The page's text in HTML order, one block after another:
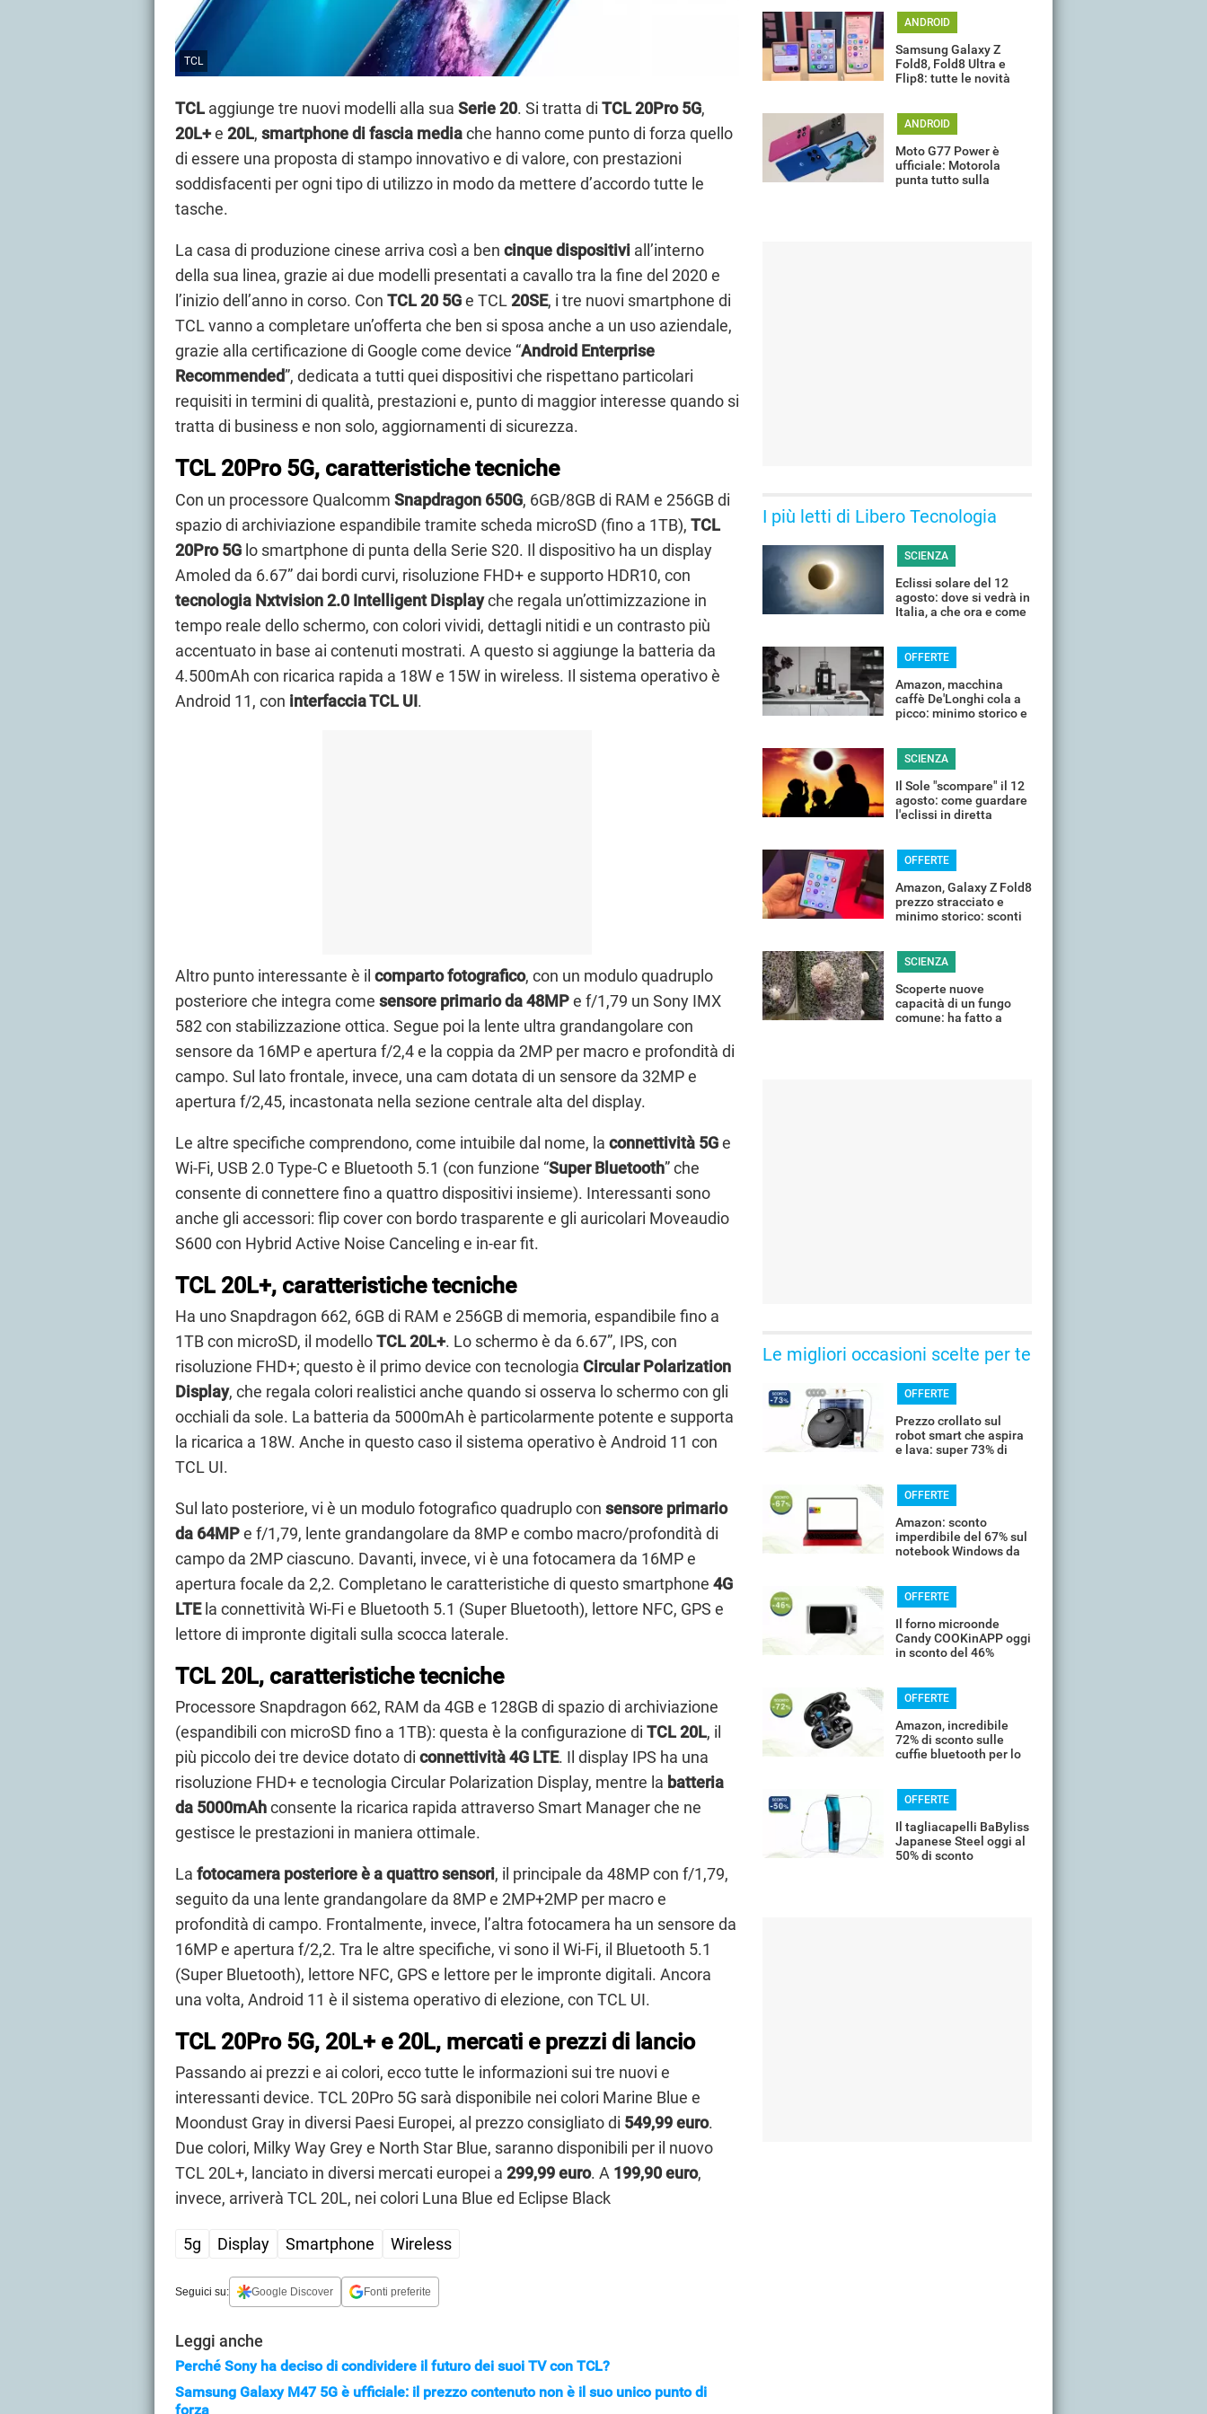
TCL
TCL aggiunge tre nuovi modelli alla sua Serie 20. Si tratta di TCL 20Pro 5G,
20L+e 20L, smartphone di fascia mediache hanno come punto di forza quello
di essere una proposta di stampo innovativo e di valore, con prestazioni
soddisfacenti per ogni tipo di utilizzo in modo da mettere d’accordo tutte le
tasche.
La casa di produzione cinese arriva così a ben cinque dispositivi all’interno
della sua linea, grazie ai due modelli presentati a cavallo tra la fine del 2020 e
l’inizio dell’anno in corso. Con TCL 20 5Ge TCL20SE, i tre nuovi smartphone di
TCL vanno a completare un’offerta che ben si sposa anche a un uso aziendale,
grazie alla certificazione di Google come device “Android Enterprise
Recommended”, dedicata a tutti quei dispositivi che rispettano particolari
requisiti in termini di qualità, prestazioni e, punto di maggior interesse quando si
tratta di business e non solo, aggiornamenti di sicurezza.
TCL 20Pro 5G, caratteristiche tecniche
Con un processore Qualcomm Snapdragon 650G, 6GB/8GB di RAM e 256GB di
spazio di archiviazione espandibile tramite scheda microSD (fino a 1TB), TCL
20Pro 5G lo smartphone di punta della Serie S20. Il dispositivo ha un display
Amoled da 6.67” dai bordi curvi, risoluzione FHD+ e supporto HDR10, con
tecnologia Nxtvision 2.0 Intelligent Displayche regala un’ottimizzazione in
tempo reale dello schermo, con colori vividi, dettagli nitidi e un contrasto più
accentuato in base ai contenuti mostrati. A questo si aggiunge la batteria da
4.500mAh con ricarica rapida a 18W e 15W in wireless. Il sistema operativo è
Android 11, con interfaccia TCL UI.
Altro punto interessante è il comparto fotografico, con un modulo quadruplo
posteriore che integra come sensore primario da 48MPe f/1,79 un Sony IMX
582 con stabilizzazione ottica. Segue poi la lente ultra grandangolare con
sensore da 16MP e apertura f/2,4 e la coppia da 2MP per macro e profondità di
campo. Sul lato frontale, invece, una cam dotata di un sensore da 32MP e
apertura f/2,45, incastonata nella sezione centrale alta del display.
Le altre specifiche comprendono, come intuibile dal nome, la connettività 5Ge
Wi-Fi, USB 2.0 Type-C e Bluetooth 5.1 (con funzione “Super Bluetooth” che
consente di connettere fino a quattro dispositivi insieme). Interessanti sono
anche gli accessori: flip cover con bordo trasparente e gli auricolari Moveaudio
S600 con Hybrid Active Noise Canceling e in-ear fit.
TCL 20L+, caratteristiche tecniche
Ha uno Snapdragon 662, 6GB di RAM e 256GB di memoria, espandibile fino a
1TB con microSD, il modelloTCL 20L+. Lo schermo è da 6.67”, IPS, con
risoluzione FHD+; questo è il primo device con tecnologia Circular Polarization
Display, che regala colori realistici anche quando si osserva lo schermo con gli
occhiali da sole. La batteria da 5000mAh è particolarmente potente e supporta
la ricarica a 18W. Anche in questo caso il sistema operativo è Android 11 con
TCL UI.
Sul lato posteriore, vi è un modulo fotografico quadruplo con sensore primario
da 64MPe f/1,79, lente grandangolare da 8MP e combo macro/profondità di
campo da 2MP ciascuno. Davanti, invece, vi è una fotocamera da 16MP e
apertura focale da 2,2. Completano le caratteristiche di questo smartphone 4G
LTEla connettività Wi-Fi e Bluetooth 5.1 (Super Bluetooth), lettore NFC, GPS e
lettore di impronte digitali sulla scocca laterale.
TCL 20L, caratteristiche tecniche
Processore Snapdragon 662, RAM da 4GB e 128GB di spazio di archiviazione
(espandibili con microSD fino a 1TB): questa è la configurazione di TCL 20L, il
più piccolo dei tre device dotato di connettività 4G LTE. Il display IPS ha una
risoluzione FHD+ e tecnologia Circular Polarization Display, mentre la batteria
da 5000mAhconsente la ricarica rapida attraverso Smart Manager che ne
gestisce le prestazioni in maniera ottimale.
La fotocamera posteriore è a quattro sensori, il principale da 48MP con f/1,79,
seguito da una lente grandangolare da 8MP e 2MP+2MP per macro e
profondità di campo. Frontalmente, invece, l’altra fotocamera ha un sensore da
16MP e apertura f/2,2. Tra le altre specifiche, vi sono il Wi-Fi, il Bluetooth 5.1
(Super Bluetooth), lettore NFC, GPS e lettore per le impronte digitali. Ancora
una volta, Android 11 è il sistema operativo di elezione, con TCL UI.
TCL 20Pro 5G, 20L+ e 20L, mercati e prezzi di lancio
Passando ai prezzi e ai colori, ecco tutte le informazioni sui tre nuovi e
interessanti device. TCL 20Pro 5G sarà disponibile nei colori Marine Blue e
Moondust Gray in diversi Paesi Europei, al prezzo consigliato di 549,99 euro.
Due colori, Milky Way Grey e North Star Blue, saranno disponibili per il nuovo
TCL 20L+, lanciato in diversi mercati europei a 299,99 euro. A 199,90 euro,
invece, arriverà TCL 20L, nei colori Luna Blue ed Eclipse Black
5g Display Smartphone Wireless
Seguici su: Google Discover Fonti preferite
Leggi anche
Perché Sony ha deciso di condividere il futuro dei suoi TV con TCL?
Samsung Galaxy M47 5G è ufficiale: il prezzo contenuto non è il suo unico punto di
forza
ANDROID
Samsung Galaxy Z
Fold8, Fold8 Ultra e
Flip8: tutte le novità
ANDROID
Moto G77 Power è
ufficiale: Motorola
punta tutto sulla
I più letti di Libero Tecnologia
SCIENZA
Eclissi solare del 12
agosto: dove si vedrà in
Italia, a che ora e come
OFFERTE
Amazon, macchina
caffè De'Longhi cola a
picco: minimo storico e
SCIENZA
Il Sole "scompare" il 12
agosto: come guardare
l'eclissi in diretta
OFFERTE
Amazon, Galaxy Z Fold8
prezzo stracciato e
minimo storico: sconti
SCIENZA
Scoperte nuove
capacità di un fungo
comune: ha fatto a
Le migliori occasioni scelte per te
OFFERTE
Prezzo crollato sul
robot smart che aspira
e lava: super 73% di
OFFERTE
Amazon: sconto
imperdibile del 67% sul
notebook Windows da
OFFERTE
Il forno microonde
Candy COOKinAPP oggi
in sconto del 46%
OFFERTE
Amazon, incredibile
72% di sconto sulle
cuffie bluetooth per lo
OFFERTE
Il tagliacapelli BaByliss
Japanese Steel oggi al
50% di sconto